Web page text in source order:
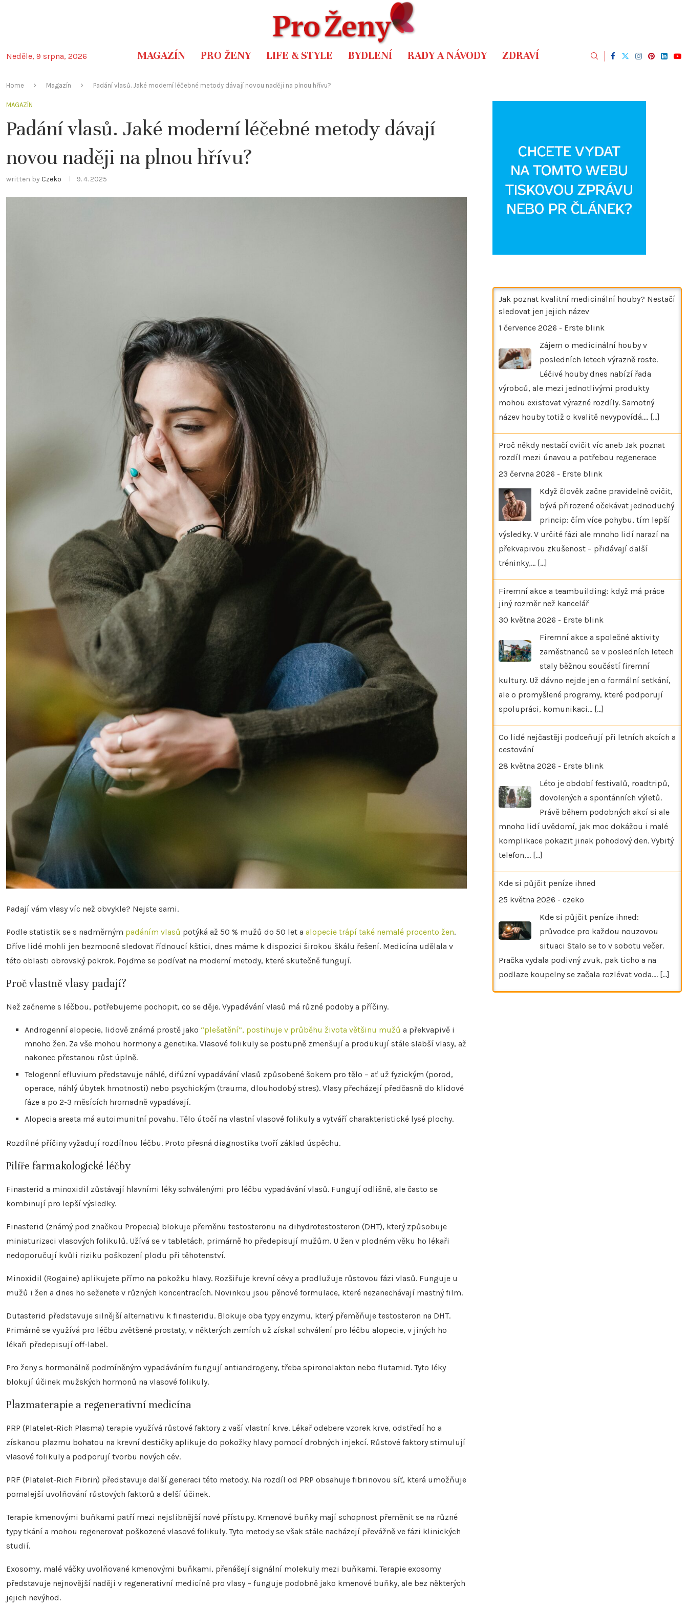
Neděle, 9 srpna, 2026 MAGAZÍN PRO ŽENY LIFE & STYLE BYDLENÍ RADY A NÁVODY ZDRAVÍ
Home Magazín Padání vlasů. Jaké moderní léčebné metody dávají novou naději na plnou hřívu?
MAGAZÍN
Padání vlasů. Jaké moderní léčebné metody dávají
novou naději na plnou hřívu?
written by Czeko 9. 4. 2025
Padají vám vlasy víc než obvykle? Nejste sami.
Podle statistik se s nadměrným padáním vlasů potýká až 50 % mužů do 50 let a alopecie trápí také nemalé procento žen.
Dříve lidé mohli jen bezmocně sledovat řídnoucí kštici, dnes máme k dispozici širokou škálu řešení. Medicína udělala v
této oblasti obrovský pokrok. Pojďme se podívat na moderní metody, které skutečně fungují.
Proč vlastně vlasy padají?
Než začneme s léčbou, potřebujeme pochopit, co se děje. Vypadávání vlasů má různé podoby a příčiny.
Androgenní alopecie, lidově známá prostě jako “plešatění”, postihuje v průběhu života většinu mužů a překvapivě i
mnoho žen. Za vše mohou hormony a genetika. Vlasové folikuly se postupně zmenšují a produkují stále slabší vlasy, až
nakonec přestanou růst úplně.
Telogenní efluvium představuje náhlé, difúzní vypadávání vlasů způsobené šokem pro tělo – ať už fyzickým (porod,
operace, náhlý úbytek hmotnosti) nebo psychickým (trauma, dlouhodobý stres). Vlasy přecházejí předčasně do klidové
fáze a po 2-3 měsících hromadně vypadávají.
Alopecia areata má autoimunitní povahu. Tělo útočí na vlastní vlasové folikuly a vytváří charakteristické lysé plochy.
Rozdílné příčiny vyžadují rozdílnou léčbu. Proto přesná diagnostika tvoří základ úspěchu.
Pilíře farmakologické léčby
Finasterid a minoxidil zůstávají hlavními léky schválenými pro léčbu vypadávání vlasů. Fungují odlišně, ale často se
kombinují pro lepší výsledky.
Finasterid (známý pod značkou Propecia) blokuje přeměnu testosteronu na dihydrotestosteron (DHT), který způsobuje
miniaturizaci vlasových folikulů. Užívá se v tabletách, primárně ho předepisují mužům. U žen v plodném věku ho lékaři
nedoporučují kvůli riziku poškození plodu při těhotenství.
Minoxidil (Rogaine) aplikujete přímo na pokožku hlavy. Rozšiřuje krevní cévy a prodlužuje růstovou fázi vlasů. Funguje u
mužů i žen a dnes ho seženete v různých koncentracích. Novinkou jsou pěnové formulace, které nezanechávají mastný film.
Dutasterid představuje silnější alternativu k finasteridu. Blokuje oba typy enzymu, který přeměňuje testosteron na DHT.
Primárně se využívá pro léčbu zvětšené prostaty, v některých zemích už získal schválení pro léčbu alopecie, v jiných ho
lékaři předepisují off-label.
Pro ženy s hormonálně podmíněným vypadáváním fungují antiandrogeny, třeba spironolakton nebo flutamid. Tyto léky
blokují účinek mužských hormonů na vlasové folikuly.
Plazmaterapie a regenerativní medicína
PRP (Platelet-Rich Plasma) terapie využívá růstové faktory z vaší vlastní krve. Lékař odebere vzorek krve, odstředí ho a
získanou plazmu bohatou na krevní destičky aplikuje do pokožky hlavy pomocí drobných injekcí. Růstové faktory stimulují
vlasové folikuly a podporují tvorbu nových cév.
PRF (Platelet-Rich Fibrin) představuje další generaci této metody. Na rozdíl od PRP obsahuje fibrinovou síť, která umožňuje
pomalejší uvolňování růstových faktorů a delší účinek.
Terapie kmenovými buňkami patří mezi nejslibnější nové přístupy. Kmenové buňky mají schopnost přeměnit se na různé
typy tkání a mohou regenerovat poškozené vlasové folikuly. Tyto metody se však stále nacházejí převážně ve fázi klinických
studií.
Exosomy, malé váčky uvolňované kmenovými buňkami, přenášejí signální molekuly mezi buňkami. Terapie exosomy
představuje nejnovější naději v regenerativní medicíně pro vlasy – funguje podobně jako kmenové buňky, ale bez některých
jejich nevýhod.
Jak poznat kvalitní medicinální houby? Nestačí
sledovat jen jejich název
1 července 2026 - Erste blink
Zájem o medicinální houby v
posledních letech výrazně roste.
Léčivé houby dnes nabízí řada
výrobců, ale mezi jednotlivými produkty
mohou existovat výrazné rozdíly. Samotný
název houby totiž o kvalitě nevypovídá.… [...]
Proč někdy nestačí cvičit víc aneb Jak poznat
rozdíl mezi únavou a potřebou regenerace
23 června 2026 - Erste blink
Když člověk začne pravidelně cvičit,
bývá přirozené očekávat jednoduchý
princip: čím více pohybu, tím lepší
výsledky. V určité fázi ale mnoho lidí narazí na
překvapivou zkušenost – přidávají další
tréninky,… [...]
Firemní akce a teambuilding: když má práce
jiný rozměr než kancelář
30 května 2026 - Erste blink
Firemní akce a společné aktivity
zaměstnanců se v posledních letech
staly běžnou součástí firemní
kultury. Už dávno nejde jen o formální setkání,
ale o promyšlené programy, které podporují
spolupráci, komunikaci… [...]
Co lidé nejčastěji podceňují při letních akcích a
cestování
28 května 2026 - Erste blink
Léto je období festivalů, roadtripů,
dovolených a spontánních výletů.
Právě během podobných akcí si ale
mnoho lidí uvědomí, jak moc dokážou i malé
komplikace pokazit jinak pohodový den. Vybitý
telefon,… [...]
Kde si půjčit peníze ihned
25 května 2026 - czeko
Kde si půjčit peníze ihned:
průvodce pro každou nouzovou
situaci Stalo se to v sobotu večer.
Pračka vydala podivný zvuk, pak ticho a na
podlaze koupelny se začala rozlévat voda.… [...]